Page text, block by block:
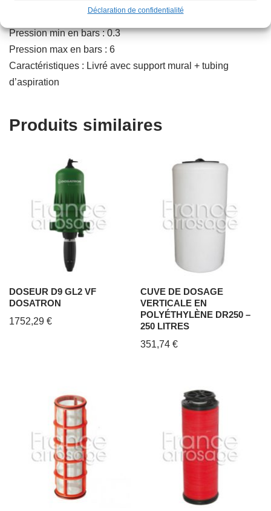
Déclaration de confidentialité
Débit l/h : 10 l/h – 3 m³/h
Pression min en bars : 0.3
Pression max en bars : 6
Caractéristiques : Livré avec support mural + tubing
d’aspiration
Produits similaires
DOSEUR D9 GL2 VF
DOSATRON
1752,29 €
CUVE DE DOSAGE
VERTICALE EN
POLYÉTHYLÈNE DR250 –
250 LITRES
351,74€